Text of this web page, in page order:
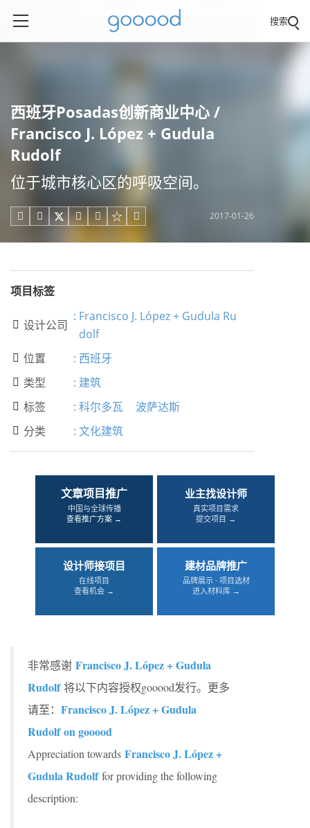
搜索
西班牙Posadas创新商业中心 /
Francisco J. López + Gudula
Rudolf
位于城市核心区的呼吸空间。
     2017-01-26
项目标签
 设计公司
: Francisco J. López + Gudula Ru
dolf
 位置 : 西班牙
 类型 : 建筑
 标签 : 科尔多瓦 波萨达斯
 分类 : 文化建筑
文章项目推广
中国与全球传播
查看推广方案 →
业主找设计师
真实项目需求
提交项目 →
设计师接项目
在线项目
查看机会 →
建材品牌推广
品牌展示 · 项目选材
进入材料库 →
非常感谢 Francisco J. López + Gudula
Rudolf 将以下内容授权gooood发行。更多
请至： Francisco J. López + Gudula
Rudolf on gooood
Appreciation towards Francisco J. López +
Gudula Rudolffor providing the following
description: